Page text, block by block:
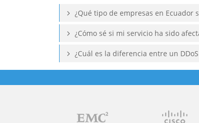
¿Qué tipo de empresas en Ecuador
¿Cómo sé si mi servicio ha sido
¿Cuál es la diferencia entre un